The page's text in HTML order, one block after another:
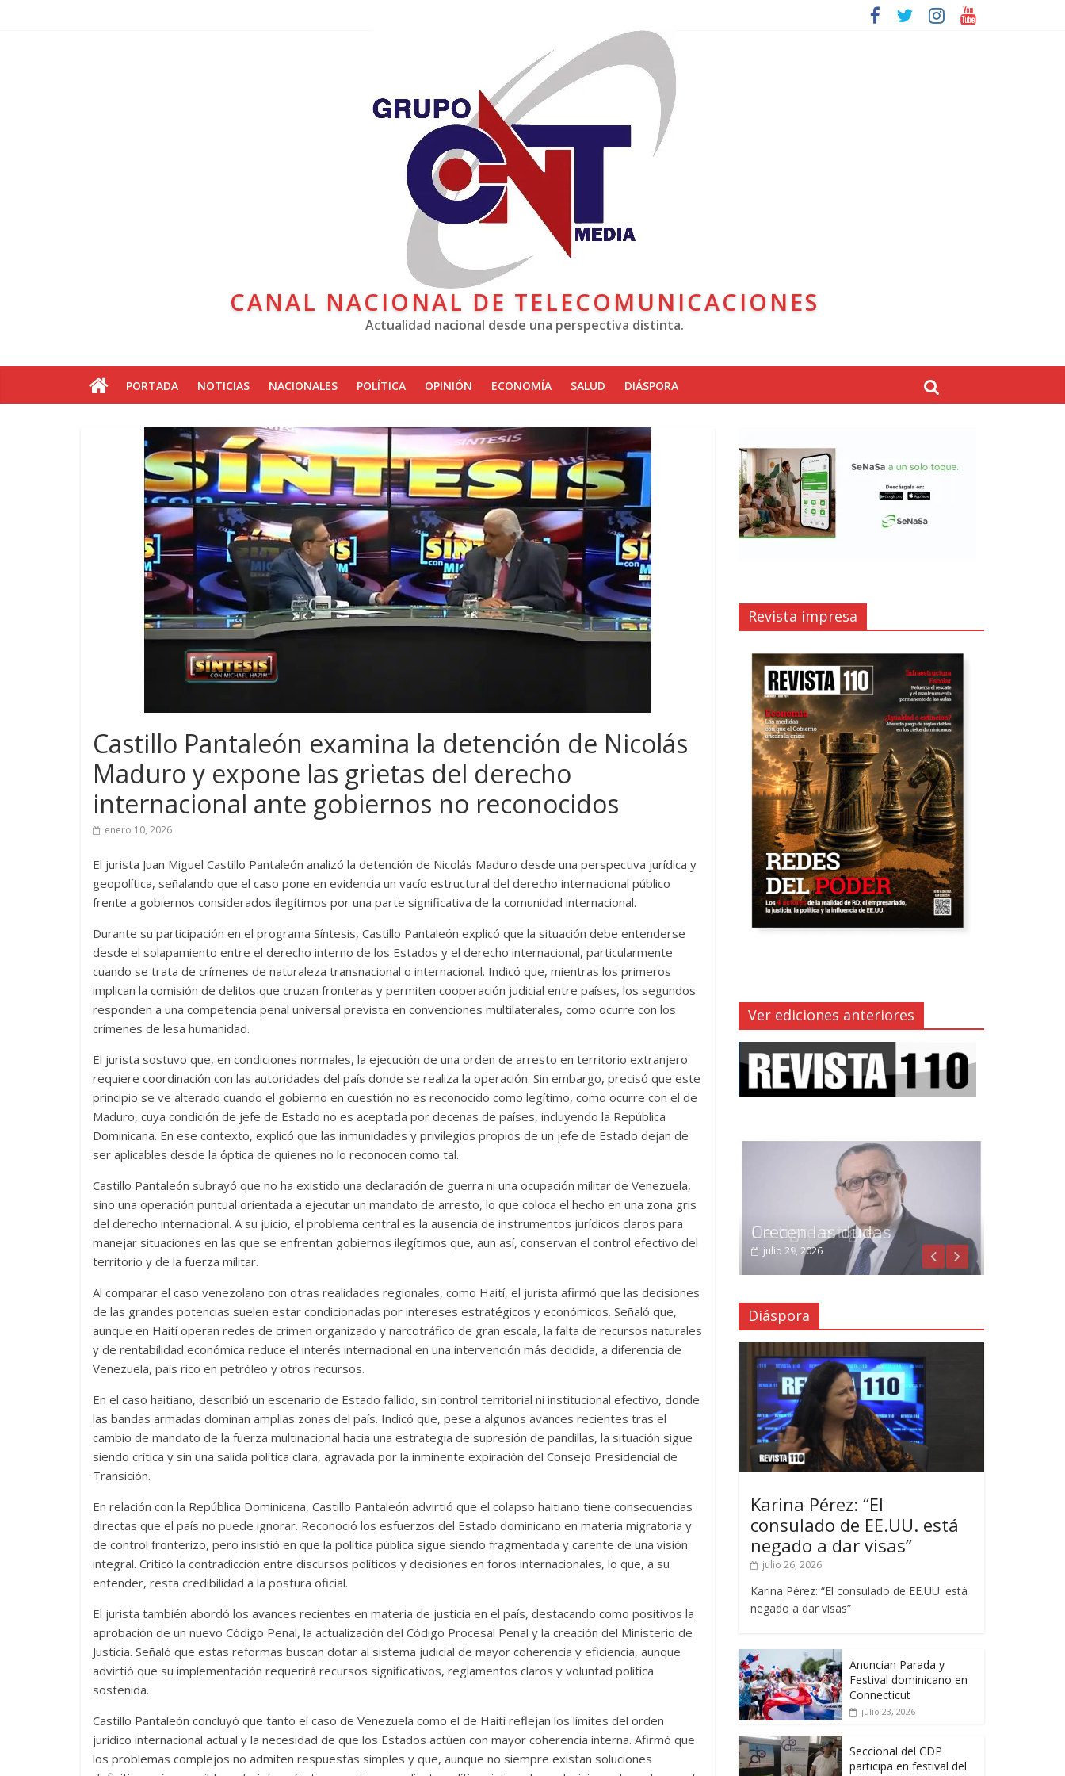
CANAL NACIONAL DE TELECOMUNICACIONES
Actualidad nacional desde una perspectiva distinta.
PORTADA NOTICIAS NACIONALES POLÍTICA OPINIÓN ECONOMÍA SALUD DIÁSPORA
Castillo Pantaleón examina la detención de Nicolás
Maduro y expone las grietas del derecho
internacional ante gobiernos no reconocidos
enero 10, 2026
El jurista Juan Miguel Castillo Pantaleón analizó la detención de Nicolás Maduro desde una perspectiva jurídica y
geopolítica, señalando que el caso pone en evidencia un vacío estructural del derecho internacional público
frente a gobiernos considerados ilegítimos por una parte significativa de la comunidad internacional.
Durante su participación en el programa Síntesis, Castillo Pantaleón explicó que la situación debe entenderse
desde el solapamiento entre el derecho interno de los Estados y el derecho internacional, particularmente
cuando se trata de crímenes de naturaleza transnacional o internacional. Indicó que, mientras los primeros
implican la comisión de delitos que cruzan fronteras y permiten cooperación judicial entre países, los segundos
responden a una competencia penal universal prevista en convenciones multilaterales, como ocurre con los
crímenes de lesa humanidad.
El jurista sostuvo que, en condiciones normales, la ejecución de una orden de arresto en territorio extranjero
requiere coordinación con las autoridades del país donde se realiza la operación. Sin embargo, precisó que este
principio se ve alterado cuando el gobierno en cuestión no es reconocido como legítimo, como ocurre con el de
Maduro, cuya condición de jefe de Estado no es aceptada por decenas de países, incluyendo la República
Dominicana. En ese contexto, explicó que las inmunidades y privilegios propios de un jefe de Estado dejan de
ser aplicables desde la óptica de quienes no lo reconocen como tal.
Castillo Pantaleón subrayó que no ha existido una declaración de guerra ni una ocupación militar de Venezuela,
sino una operación puntual orientada a ejecutar un mandato de arresto, lo que coloca el hecho en una zona gris
del derecho internacional. A su juicio, el problema central es la ausencia de instrumentos jurídicos claros para
manejar situaciones en las que se enfrentan gobiernos ilegítimos que, aun así, conservan el control efectivo del
territorio y de la fuerza militar.
Al comparar el caso venezolano con otras realidades regionales, como Haití, el jurista afirmó que las decisiones
de las grandes potencias suelen estar condicionadas por intereses estratégicos y económicos. Señaló que,
aunque en Haití operan redes de crimen organizado y narcotráfico de gran escala, la falta de recursos naturales
y de rentabilidad económica reduce el interés internacional en una intervención más decidida, a diferencia de
Venezuela, país rico en petróleo y otros recursos.
En el caso haitiano, describió un escenario de Estado fallido, sin control territorial ni institucional efectivo, donde
las bandas armadas dominan amplias zonas del país. Indicó que, pese a algunos avances recientes tras el
cambio de mandato de la fuerza multinacional hacia una estrategia de supresión de pandillas, la situación sigue
siendo crítica y sin una salida política clara, agravada por la inminente expiración del Consejo Presidencial de
Transición.
En relación con la República Dominicana, Castillo Pantaleón advirtió que el colapso haitiano tiene consecuencias
directas que el país no puede ignorar. Reconoció los esfuerzos del Estado dominicano en materia migratoria y
de control fronterizo, pero insistió en que la política pública sigue siendo fragmentada y carente de una visión
integral. Criticó la contradicción entre discursos políticos y decisiones en foros internacionales, lo que, a su
entender, resta credibilidad a la postura oficial.
El jurista también abordó los avances recientes en materia de justicia en el país, destacando como positivos la
aprobación de un nuevo Código Penal, la actualización del Código Procesal Penal y la creación del Ministerio de
Justicia. Señaló que estas reformas buscan dotar al sistema judicial de mayor coherencia y eficiencia, aunque
advirtió que su implementación requerirá recursos significativos, reglamentos claros y voluntad política
sostenida.
Castillo Pantaleón concluyó que tanto el caso de Venezuela como el de Haití reflejan los límites del orden
jurídico internacional actual y la necesidad de que los Estados actúen con mayor coherencia interna. Afirmó que
los problemas complejos no admiten respuestas simples y que, aunque no siempre existan soluciones
Revista impresa
Ver ediciones anteriores
Crecen las dudas
julio 29, 2026
Diáspora
Karina Pérez: “El
consulado de EE.UU. está
negado a dar visas”
julio 26, 2026
Karina Pérez: “El consulado de EE.UU. está
negado a dar visas”
Anuncian Parada y
Festival dominicano en
Connecticut
julio 23, 2026
Seccional del CDP
participa en festival del